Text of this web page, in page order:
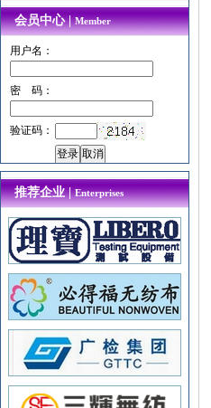
会员中心 |Member
用户名：
密 码：
验证码：
推荐企业 |Enterprises